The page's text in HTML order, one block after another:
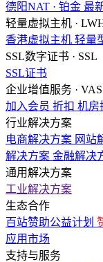
德阳NAT · 铂金 最
轻量虚拟主机 ·
香港虚拟主机 轻量
SSL数字证书 · SSL
SSL证书
企业增值服务 · VAS
加入会员 折扣 机房
行业解决方案
电商解决方案 网站
解决方案 金融解决
通用解决方案
工业解决方案
生态合作
百站赞助公益计划
应用市场
支持与服务